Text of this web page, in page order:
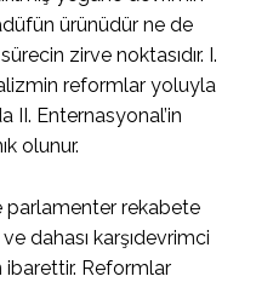
ürünüdür ne de
zirve noktasıdır. I.
reformlar yoluyla
II. Enternasyonal’in
olunur.
parlamenter rekabete
dahası karşıdevrimci
Reformlar